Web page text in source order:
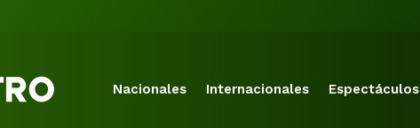
Nacionales Internacionales Espectáculos